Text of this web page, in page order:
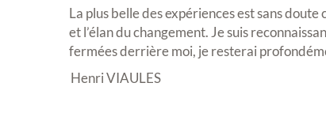
La plus belle des expériences est sans
et l’élan du changement. Je suis
fermées derrière moi, je resterai
Henri VIAULES